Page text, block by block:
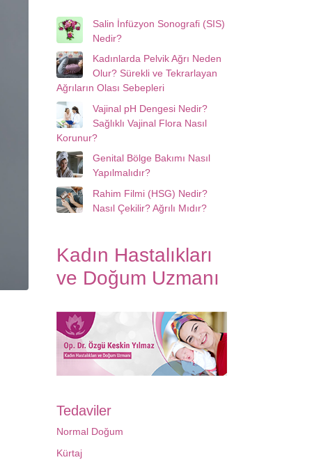
Salin İnfüzyon Sonografi (SIS)
Nedir?
Kadınlarda Pelvik Ağrı Neden
Olur? Sürekli ve Tekrarlayan
Ağrıların Olası Sebepleri
Vajinal pH Dengesi Nedir?
Sağlıklı Vajinal Flora Nasıl
Korunur?
Genital Bölge Bakımı Nasıl
Yapılmalıdır?
Rahim Filmi (HSG) Nedir?
Nasıl Çekilir? Ağrılı Mıdır?
Kadın Hastalıkları
ve Doğum Uzmanı
Tedaviler
Normal Doğum
Kürtaj